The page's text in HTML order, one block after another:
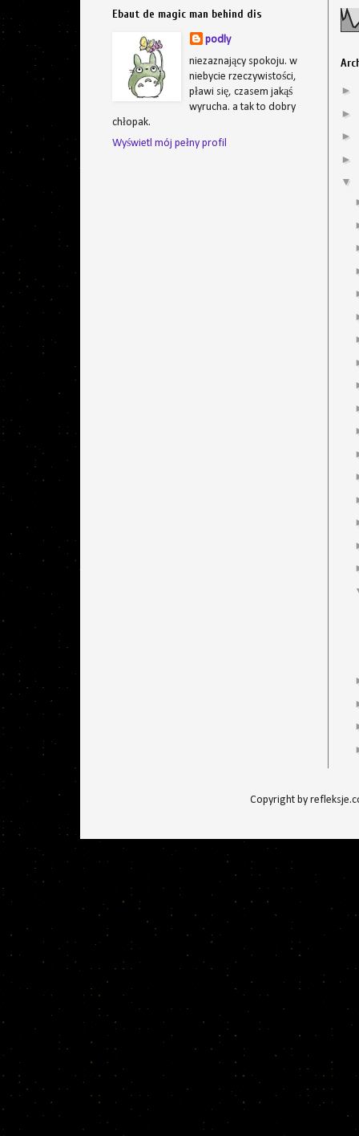
Ebaut de magic man behind dis
podly
niezaznający spokoju. w
niebycie rzeczywistości,
pławi się, czasem jakąś
wyrucha. a tak to dobry
chłopak.
Wyświetl mój pełny profil
►
►
►
►
▼
Copyright by